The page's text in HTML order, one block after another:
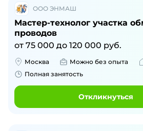
ООО ЭНМАШ
Мастер-технолог участка
проводов
от 75 000 до 120 000 руб.
Москва Можно без опыта
Полная занятость
Откликнуться